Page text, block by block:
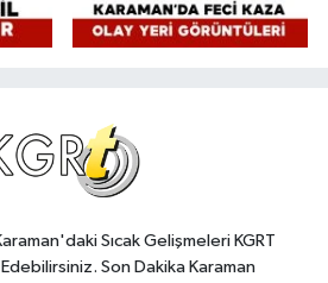
Sıcak Gelişmeleri KGRT
Son Dakika Karaman